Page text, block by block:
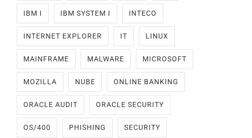
IBM I IBM SYSTEM I INTECO
INTERNET EXPLORER IT LINUX
MAINFRAME MALWARE MICROSOFT
MOZILLA NUBE ONLINE BANKING
ORACLE AUDIT ORACLE SECURITY
OS/400 PHISHING SECURITY